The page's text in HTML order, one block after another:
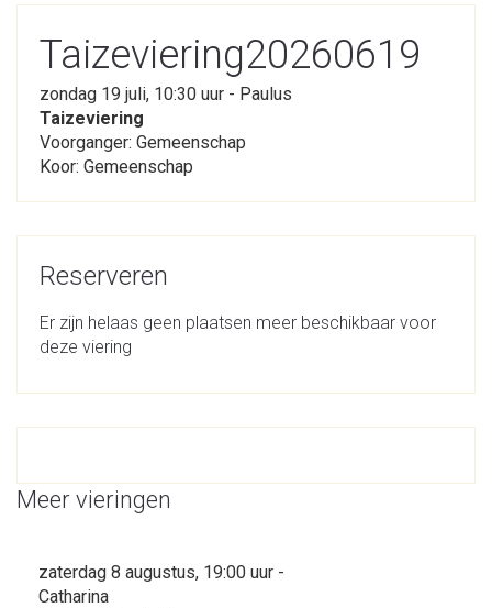
Taizeviering20260619
zondag 19 juli, 10:30 uur - Paulus
Taizeviering
Voorganger: Gemeenschap
Koor: Gemeenschap
Reserveren
Er zijn helaas geen plaatsen meer beschikbaar voor
deze viering
Meer vieringen
zaterdag 8 augustus, 19:00 uur -
Catharina